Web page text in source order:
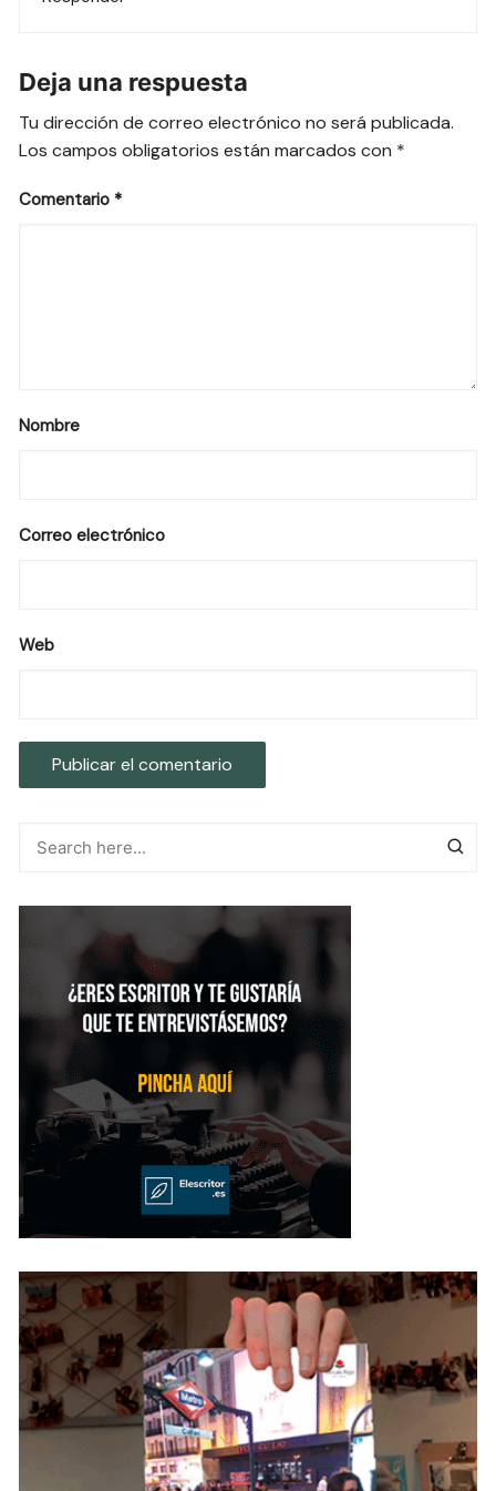
Deja una respuesta
Tu dirección de correo electrónico no será publicada.
Los campos obligatorios están marcados con *
Comentario *
Nombre
Correo electrónico
Web